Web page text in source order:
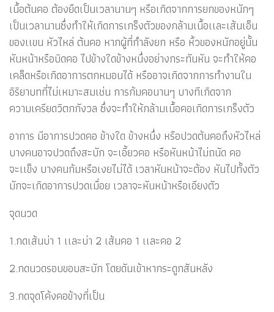
เนื้อต้นคอ ต้องยืดเป็นเวลานานๆ หรือเกิดจากการยกของหนักๆ
เป็นเวลานานซึ่งทำให้เกิดการเกร็งตัวของกล้ามเนื้อเเละเส้นเอ็น
ของเเขน หัวไหล่ ต้นคอ หากผู้ที่กำลังยก หรือ หิ้วของหนักอยู่นั้น
หันหน้าหรือบิดคอ ไปข้างใดข้างหนึ่งอย่างกระทันหัน จะทำให้คอ
เคล็ดหรือเกิดอาการตกหมอนได้ หรืออาจเกิดจากการทำงานใน
อิริยาบทที่ไม่เหมาะสมเช่น การก้มคอนานๆ บางทีเกิดจาก
ความเครียดวิตกกังวล ซึ่งจะทำให้กล้ามเนื้อคอเกิดการเกร็งตัว
อาการ มีอาการปวดคอ ข้างใด ข้างหนึ่ง หรือปวดต้นคอถึงหัวไหล่
บางคนอาจปวดถึงสะบัก จะเอี้ยวคอ หรือหันหน้าไม่ถนัด คอ
จะเเข็ง บางคนก้มหรือเงยไม่ได้ เวลาหันหน้าจะต้อง หันไปทั้งตัว
มักจะเกิดอาการปวดเมื่อย เวลาจะหันหน้าหรือเอียงตัว
จุดนวด
1.กดเส้นบ่า 1 เเละบ่า 2 เส้นคอ 1 เเละคอ 2
2.กดนวดรอบขอบสะบัก โดยดันเข้าหากระดูกสันหลัง
3.กดจุดโค้งคอข้างที่เป็น